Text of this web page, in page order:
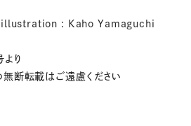
: Kaho Yamaguchi
り
無断転載はご遠慮ください